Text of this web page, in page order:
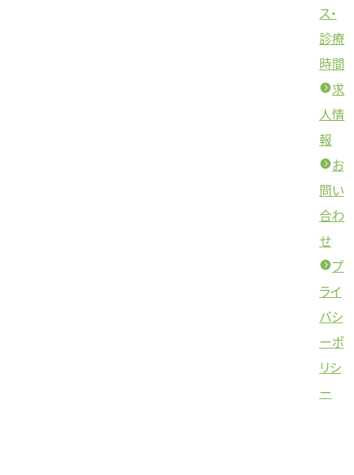
ス・
診療
時間
求
人情
報
お
問い
合わ
せ
プ
ライ
バシ
ーポ
リシ
ー